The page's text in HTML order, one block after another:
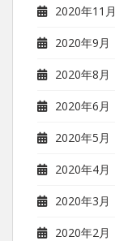
2020年11月
2020年9月
2020年8月
2020年6月
2020年5月
2020年4月
2020年3月
2020年2月